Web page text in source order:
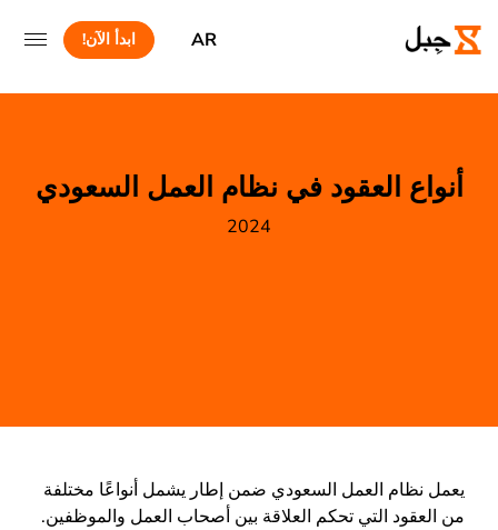
AR ابدأ الآن!
أنواع العقود في نظام العمل السعودي
2024
يعمل نظام العمل السعودي ضمن إطار يشمل أنواعًا مختلفة
من العقود التي تحكم العلاقة بين أصحاب العمل والموظفين.